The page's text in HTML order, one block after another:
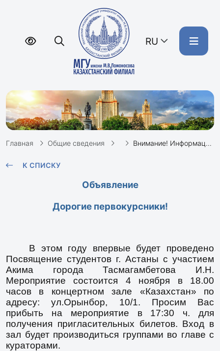
RU
Главная Общие сведения Внимание! Информация для студентов первых курсов
К СПИСКУ
Объявление
Дорогие первокурсники!
В этом году впервые будет проведено
Посвящение студентов г. Астаны с участием
Акима города Тасмагамбетова И.Н.
Мероприятие состоится 4 ноября в 18.00
часов в концертном зале «Казахстан» по
адресу: ул.Орынбор, 10/1. Просим Вас
прибыть на мероприятие в 17:30 ч. для
получения пригласительных билетов. Вход в
зал будет производиться группами во главе с
кураторами.